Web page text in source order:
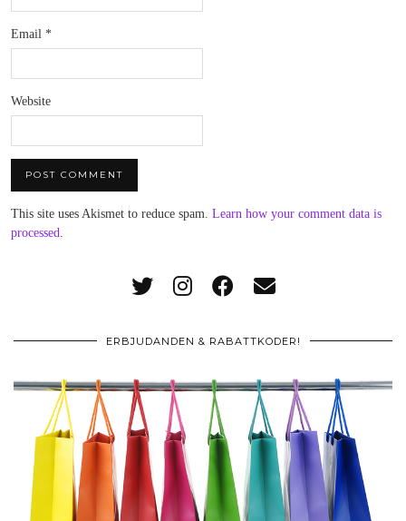
Email *
Website
This site uses Akismet to reduce spam. Learn how your comment data is
processed.
ERBJUDANDEN & RABATTKODER!